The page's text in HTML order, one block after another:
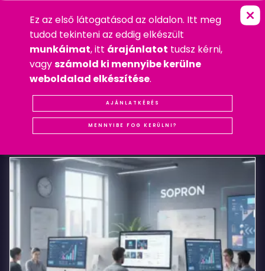
RG SOPRON »
WEBDESIGN
2013. JANUÁR 2. SZERDA
WEBDESIGN
#REFERENCIA
#SOPRON
KAPCSOLÓDÓBEJEGYZÉSEK
Ez az első látogatásod az oldalon. Itt meg
tudod tekinteni az eddig elkészült
munkáimat, itt árajánlatot tudsz kérni,
vagyszámold ki mennyibe kerülne
weboldalad elkészítése.
AJÁNLATKÉRÉS
MENNYIBE FOG KERÜLNI?